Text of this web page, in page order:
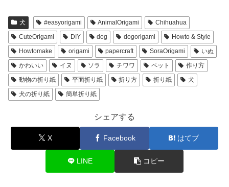
犬 #easyorigami AnimalOrigami
Chihuahua
CuteOrigami
DIY dog dogorigami
Howto & Style
Howtomake
origami papercraft SoraOrigami
いぬ
かわいい
イヌ ソラ チワワ ペット
作り方
動物の折り紙
平面折り紙 折り方 折り紙
犬
犬の折り紙
簡単折り紙
シェアする
X Facebook はてブ
LINE コピー